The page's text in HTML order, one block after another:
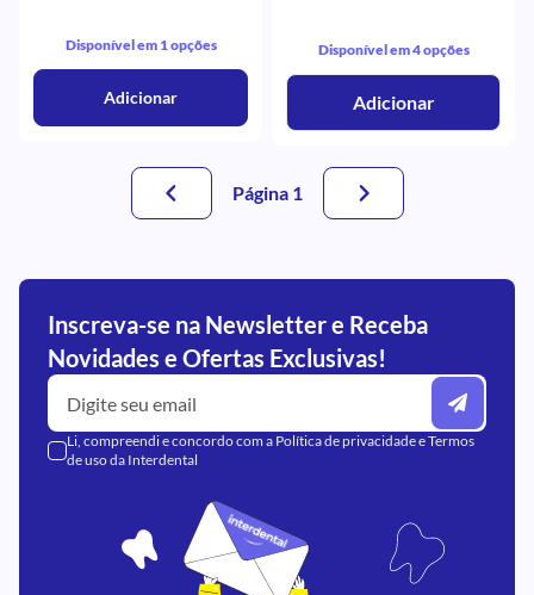
Disponível em 1 opções
Adicionar
Disponível em 4 opções
Adicionar
Página 1
Inscreva-se na Newsletter e Receba
Novidades e Ofertas Exclusivas!
Li, compreendi e concordo com a Política de privacidadeeTermos
de usoda Interdental